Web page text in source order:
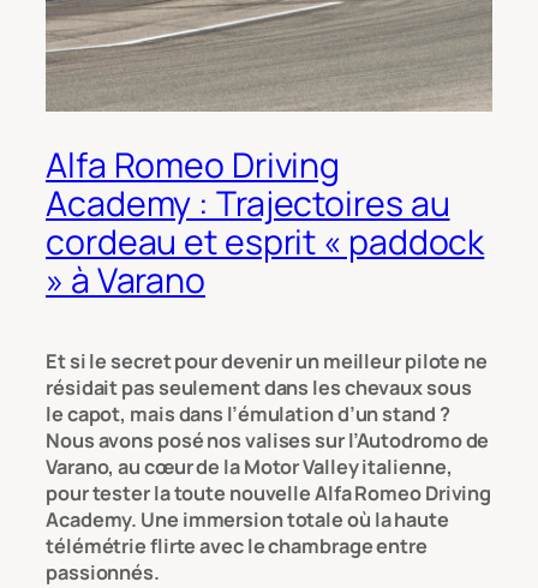
Alfa Romeo Driving
Academy : Trajectoires au
cordeau et esprit « paddock
» à Varano
Et si le secret pour devenir un meilleur pilote ne
résidait pas seulement dans les chevaux sous
le capot, mais dans l’émulation d’un stand ?
Nous avons posé nos valises sur l’Autodromo de
Varano, au cœur de la Motor Valley italienne,
pour tester la toute nouvelle Alfa Romeo Driving
Academy. Une immersion totale où la haute
télémétrie flirte avec le chambrage entre
passionnés.